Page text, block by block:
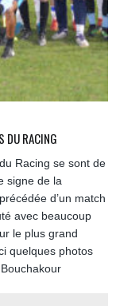
DU RACING
Racing se sont de
signe de la
d’un match
avec beaucoup
le plus grand
quelques photos